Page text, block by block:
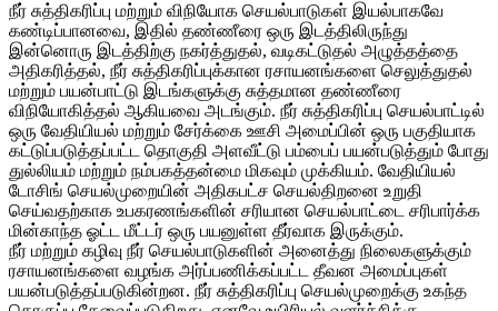
நீர் சுத்திகரிப்பு மற்றும் விநியோக செயல்பாடுகள் இயல்பாகவே
கண்டிப்பானவை, இதில் தண்ணீரை ஒரு இடத்திலிருந்து
இன்னொரு இடத்திற்கு நகர்த்துதல், வடிகட்டுதல் அழுத்தத்தை
அதிகரித்தல், நீர் சுத்திகரிப்புக்கான ரசாயனங்களை செலுத்துதல்
மற்றும் பயன்பாட்டு இடங்களுக்கு சுத்தமான தண்ணீரை
விநியோகித்தல் ஆகியவை அடங்கும். நீர் சுத்திகரிப்பு செயல்பாட்டில்
ஒரு வேதியியல் மற்றும் சேர்க்கை ஊசி அமைப்பின் ஒரு பகுதியாக
கட்டுப்படுத்தப்பட்ட தொகுதி அளவீட்டு பம்பைப் பயன்படுத்தும் போது
துல்லியம் மற்றும் நம்பகத்தன்மை மிகவும் முக்கியம். வேதியியல்
டோசிங் செயல்முறையின் அதிகபட்ச செயல்திறனை உறுதி
செய்வதற்காக உபகரணங்களின் சரியான செயல்பாட்டை சரிபார்க்க
மின்காந்த ஓட்ட மீட்டர் ஒரு பயனுள்ள தீர்வாக இருக்கும்.
நீர் மற்றும் கழிவு நீர் செயல்பாடுகளின் அனைத்து நிலைகளுக்கும்
ரசாயனங்களை வழங்க அர்ப்பணிக்கப்பட்ட தீவன அமைப்புகள்
பயன்படுத்தப்படுகின்றன. நீர் சுத்திகரிப்பு செயல்முறைக்கு உகந்த